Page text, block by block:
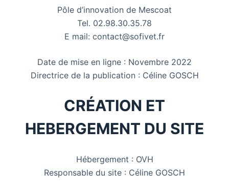
Pôle d’innovation de Mescoat
Tel. 02.98.30.35.78
E mail: contact@sofivet.fr
Date de mise en ligne : Novembre 2022
Directrice de la publication : Céline GOSCH
CRÉATION ET
HEBERGEMENT DU SITE
Hébergement : OVH
Responsable du site : Céline GOSCH